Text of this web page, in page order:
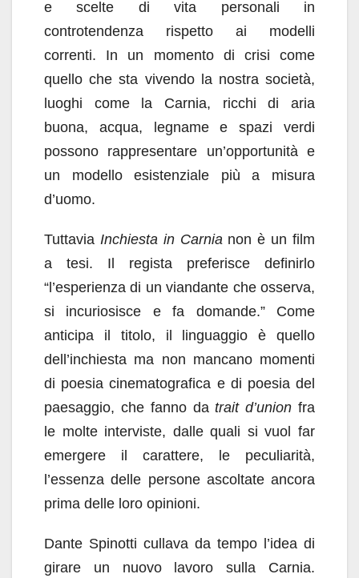
e scelte di vita personali in
controtendenza rispetto ai modelli
correnti. In un momento di crisi come
quello che sta vivendo la nostra società,
luoghi come la Carnia, ricchi di aria
buona, acqua, legname e spazi verdi
possono rappresentare un’opportunità e
un modello esistenziale più a misura
d’uomo.
Tuttavia Inchiesta in Carnianon è un film
a tesi. Il regista preferisce definirlo
“l’esperienza di un viandante che osserva,
si incuriosisce e fa domande.” Come
anticipa il titolo, il linguaggio è quello
dell’inchiesta ma non mancano momenti
di poesia cinematografica e di poesia del
paesaggio, che fanno datrait d’union fra
le molte interviste, dalle quali si vuol far
emergere il carattere, le peculiarità,
l’essenza delle persone ascoltate ancora
prima delle loro opinioni.
Dante Spinotti cullava da tempo l’idea di
girare un nuovo lavoro sulla Carnia.